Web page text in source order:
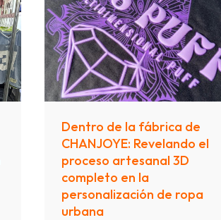
Dentro de la fábrica de
CHANJOYE: Revelando el
proceso artesanal 3D
completo en la
personalización de ropa
urbana